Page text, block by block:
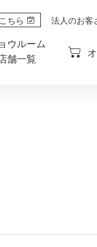
ウルーム
舗一覧
ちら 法人のお客